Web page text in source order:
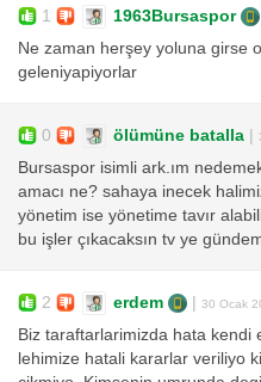
1 1963Bursaspor
Ne zaman herşey yoluna girse
geleniyapiyorlar
0 ölümüne batalla |
Bursaspor isimli ark.ım
amacı ne? sahaya inecek
yönetim ise yönetime tavır
bu işler çıkacaksın tv ye
2 erdem | 30 Ocak
Biz taraftarlarimizda hata kendi
lehimize hatali kararlar veriliyo